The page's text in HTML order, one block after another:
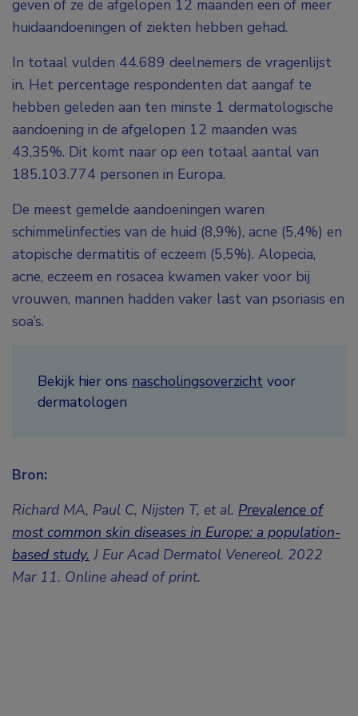
geven of ze de afgelopen 12 maanden een of meer
huidaandoeningen of ziekten hebben gehad.
In totaal vulden 44.689 deelnemers de vragenlijst
in. Het percentage respondenten dat aangaf te
hebben geleden aan ten minste 1 dermatologische
aandoening in de afgelopen 12 maanden was
43,35%. Dit komt naar op een totaal aantal van
185.103.774 personen in Europa.
De meest gemelde aandoeningen waren
schimmelinfecties van de huid (8,9%), acne (5,4%) en
atopische dermatitis of eczeem (5,5%). Alopecia,
acne, eczeem en rosacea kwamen vaker voor bij
vrouwen, mannen hadden vaker last van psoriasis en
soa’s.
Bekijk hier ons nascholingsoverzicht voor
dermatologen
Bron:
Richard MA, Paul C, Nijsten T, et al. Prevalence of
most common skin diseases in Europe: a population-
based study. J Eur Acad Dermatol Venereol. 2022
Mar 11. Online ahead of print.